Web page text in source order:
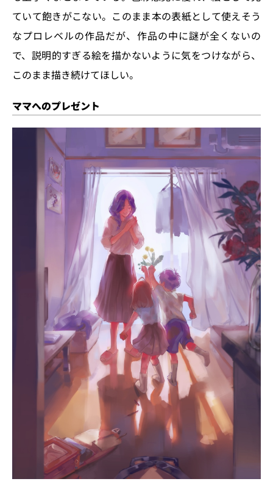
ていて飽きがこない。このまま本の表紙として使えそう
なプロレベルの作品だが、作品の中に謎が全くないの
で、説明的すぎる絵を描かないように気をつけながら、
このまま描き続けてほしい。
ママへのプレゼント